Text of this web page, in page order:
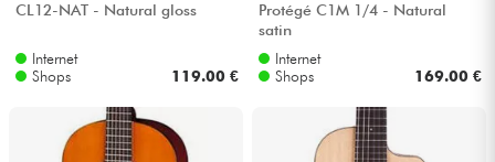
Licht
CL12-NAT - Natural gloss
Internet
Shops
119.00 €
Protégé C1M 1/4 - Natural
satin
Internet
Shops
169.00 €